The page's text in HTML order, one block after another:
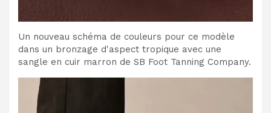
Un nouveau schéma de couleurs pour ce modèle
dans un bronzage d'aspect tropique avec une
sangle en cuir marron de SB Foot Tanning Company.